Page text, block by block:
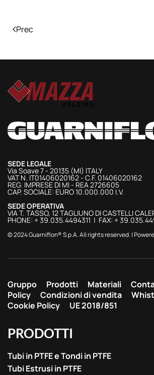
Prec
SEDE LEGALE
Via Soave 7 - 20135 (MI) ITALY
VAT N. IT01406020162 - C.F. 01406020162
REG. IMPRESE DI MI - REA 2726605
CAP. SOCIALE: EURO 10.000.000 I.V.
SEDE OPERATIVA
VIA T. TASSO, 12 TAGLIUNO DI CASTELLI
PHONE: + 39.035.4494311 | FAX: +
© 2024 Guarniflon® S.p.A. All rights reserved. |
Gruppo Prodotti Materiali
Policy
Condizioni di vendita
Cookie Policy
UE 2018/851
PRODOTTI
Tubi in PTFE e Tondi in PTFE
Tubi Estrusi in PTFE